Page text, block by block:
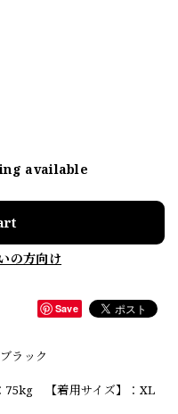
available
の方向け
Save
ラック
75kg 【着用サイズ】：XL